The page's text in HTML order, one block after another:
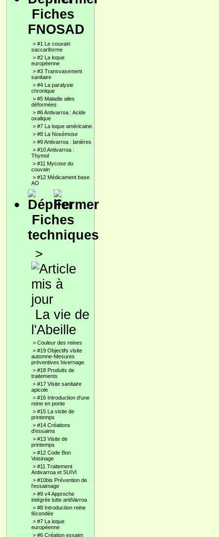
Fiches
FNOSAD
> #1 Le couvain
saccariforme
> #2 La loque
européenne
> #3 Transvasement
sanitaire
> #4 La paralysie
chronique
> #5 Maladie ailes
déformées
> #6 Antivarroa : Acide
oxalique
> #7 La loque américaine
> #8 La Nosémose
> #9 Antivarroa : lanières
> #10 Antivarroa :
Thymol
> #11 Mycose du
couvain
> #12 Médicament base
AO
Fiches
techniques
>
La vie de
l'Abeille
> Couleur des reines
> #19 Objectifs visite
automne-Mesures
préventives hivernage
> #18 Produits de
traitements
> #17 Visite sanitaire
apicole
> #16 Introduction d'une
reine en ponte
> #15 La visite de
printemps
> #14 Créations
d'essaims
> #13 Visite de
printemps
> #12 Code Bon
Voisinage
> #11 Traitement
Antivarroa et SUIVI
> #10bis Prévention de
l'essaimage
> #9 v4 Approche
intégrée lutte antiVarroa
> #8 Introduction reine
fécondée
> #7 La loque
européenne
> #6 Création essaim